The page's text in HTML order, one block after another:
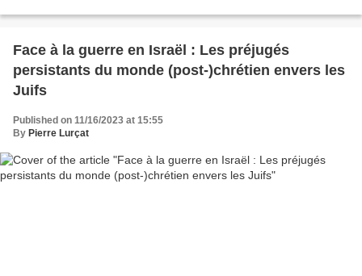
Face à la guerre en Israël : Les préjugés
persistants du monde (post-)chrétien envers les
Juifs
Published on 11/16/2023 at 15:55
By Pierre Lurçat